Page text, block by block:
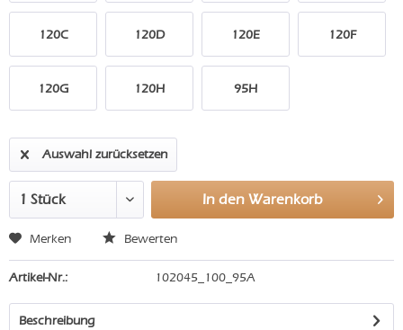
120C 120D 120E 120F
120G 120H 95H
Auswahl zurücksetzen
In den Warenkorb
Merken Bewerten
Artikel-Nr.: 102045_100_95A
Beschreibung